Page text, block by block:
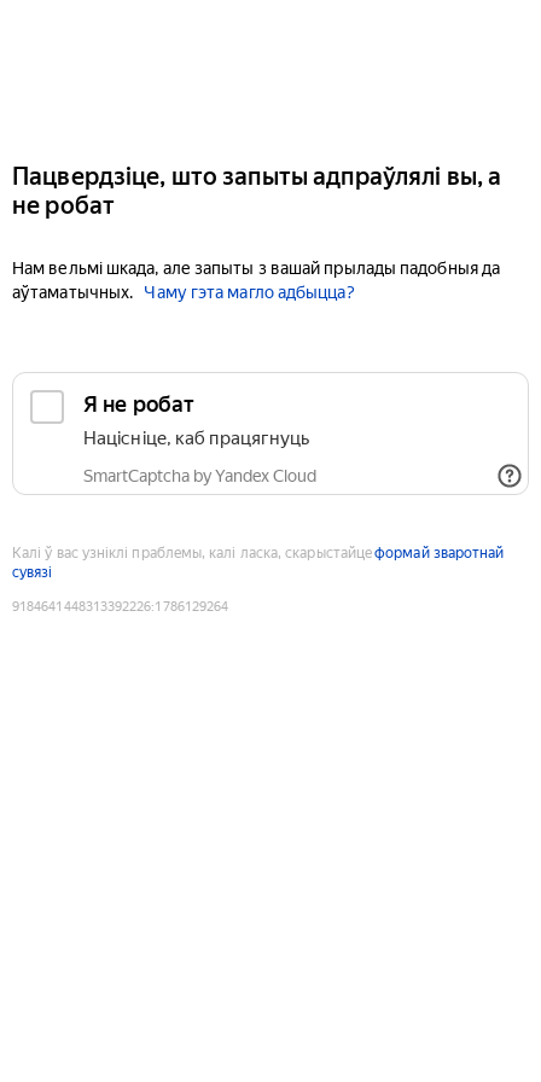
Пацвердзіце, што запыты адпраўлялі вы, а
не робат
Нам вельмі шкада, але запыты з вашай прылады падобныя да
аўтаматычных.
Чаму гэта магло адбыцца?
Я не робат
Націсніце, каб працягнуць
SmartCaptcha by Yandex Cloud
Калі ў вас узніклі праблемы, калі ласка, скарыстайцеформай зваротнай
сувязі
9184641448313392226:1786129264